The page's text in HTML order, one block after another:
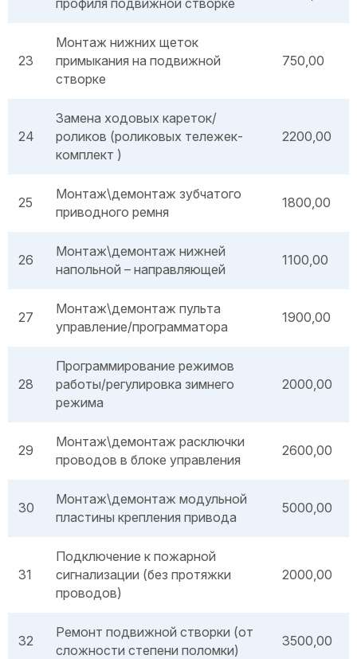
профиля подвижной створке
23
Монтаж нижних щеток
примыкания на подвижной
створке
750,00
24
Замена ходовых кареток/
роликов (роликовых тележек-
комплект )
2200,00
25
Монтаж\демонтаж зубчатого
приводного ремня
1800,00
26
Монтаж\демонтаж нижней
напольной – направляющей
1100,00
27
Монтаж\демонтаж пульта
управление/программатора
1900,00
28
Программирование режимов
работы/регулировка зимнего
режима
2000,00
29
Монтаж\демонтаж расключки
проводов в блоке управления
2600,00
30
Монтаж\демонтаж модульной
пластины крепления привода
5000,00
31
Подключение к пожарной
сигнализации (без протяжки
проводов)
2000,00
32
Ремонт подвижной створки (от
сложности степени поломки)
3500,00